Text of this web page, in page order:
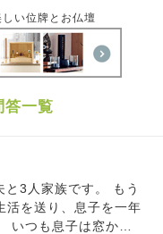
しい位牌とお仏壇
答一覧
活を送り、息子を一年